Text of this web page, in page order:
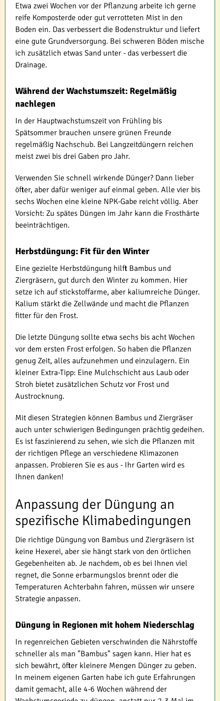
Etwa zwei Wochen vor der Pflanzung arbeite ich gerne
reife Komposterde oder gut verrotteten Mist in den
Boden ein. Das verbessert die Bodenstruktur und liefert
eine gute Grundversorgung. Bei schweren Böden mische
ich zusätzlich etwas Sand unter - das verbessert die
Drainage.
Während der Wachstumszeit: Regelmäßig
nachlegen
In der Hauptwachstumszeit von Frühling bis
Spätsommer brauchen unsere grünen Freunde
regelmäßig Nachschub. Bei Langzeitdüngern reichen
meist zwei bis drei Gaben pro Jahr.
Verwenden Sie schnell wirkende Dünger? Dann lieber
öfter, aber dafür weniger auf einmal geben. Alle vier bis
sechs Wochen eine kleine NPK-Gabe reicht völlig. Aber
Vorsicht: Zu spätes Düngen im Jahr kann die Frosthärte
beeinträchtigen.
Herbstdüngung: Fit für den Winter
Eine gezielte Herbstdüngung hilft Bambus und
Ziergräsern, gut durch den Winter zu kommen. Hier
setze ich auf stickstoffarme, aber kaliumreiche Dünger.
Kalium stärkt die Zellwände und macht die Pflanzen
fitter für den Frost.
Die letzte Düngung sollte etwa sechs bis acht Wochen
vor dem ersten Frost erfolgen. So haben die Pflanzen
genug Zeit, alles aufzunehmen und einzulagern. Ein
kleiner Extra-Tipp: Eine Mulchschicht aus Laub oder
Stroh bietet zusätzlichen Schutz vor Frost und
Austrocknung.
Mit diesen Strategien können Bambus und Ziergräser
auch unter schwierigen Bedingungen prächtig gedeihen.
Es ist faszinierend zu sehen, wie sich die Pflanzen mit
der richtigen Pflege an verschiedene Klimazonen
anpassen. Probieren Sie es aus - Ihr Garten wird es
Ihnen danken!
Anpassung der Düngung an
spezifische Klimabedingungen
Die richtige Düngung von Bambus und Ziergräsern ist
keine Hexerei, aber sie hängt stark von den örtlichen
Gegebenheiten ab. Je nachdem, ob es bei Ihnen viel
regnet, die Sonne erbarmungslos brennt oder die
Temperaturen Achterbahn fahren, müssen wir unsere
Strategie anpassen.
Düngung in Regionen mit hohem Niederschlag
In regenreichen Gebieten verschwinden die Nährstoffe
schneller als man "Bambus" sagen kann. Hier hat es
sich bewährt, öfter kleinere Mengen Dünger zu geben.
In meinem eigenen Garten habe ich gute Erfahrungen
damit gemacht, alle 4-6 Wochen während der